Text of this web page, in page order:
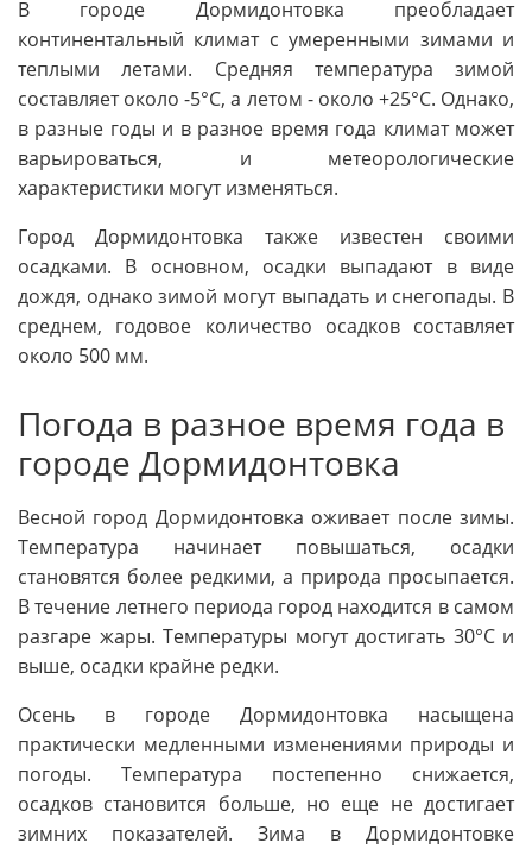
В городе Дормидонтовка преобладает
континентальный климат с умеренными зимами и
теплыми летами. Средняя температура зимой
составляет около -5°C, а летом - около +25°C. Однако,
в разные годы и в разное время года климат может
варьироваться, и метеорологические
характеристики могут изменяться.
Город Дормидонтовка также известен своими
осадками. В основном, осадки выпадают в виде
дождя, однако зимой могут выпадать и снегопады. В
среднем, годовое количество осадков составляет
около 500 мм.
Погода в разное время года в
городе Дормидонтовка
Весной город Дормидонтовка оживает после зимы.
Температура начинает повышаться, осадки
становятся более редкими, а природа просыпается.
В течение летнего периода город находится в самом
разгаре жары. Температуры могут достигать 30°C и
выше, осадки крайне редки.
Осень в городе Дормидонтовка насыщена
практически медленными изменениями природы и
погоды. Температура постепенно снижается,
осадков становится больше, но еще не достигает
зимних показателей. Зима в Дормидонтовке